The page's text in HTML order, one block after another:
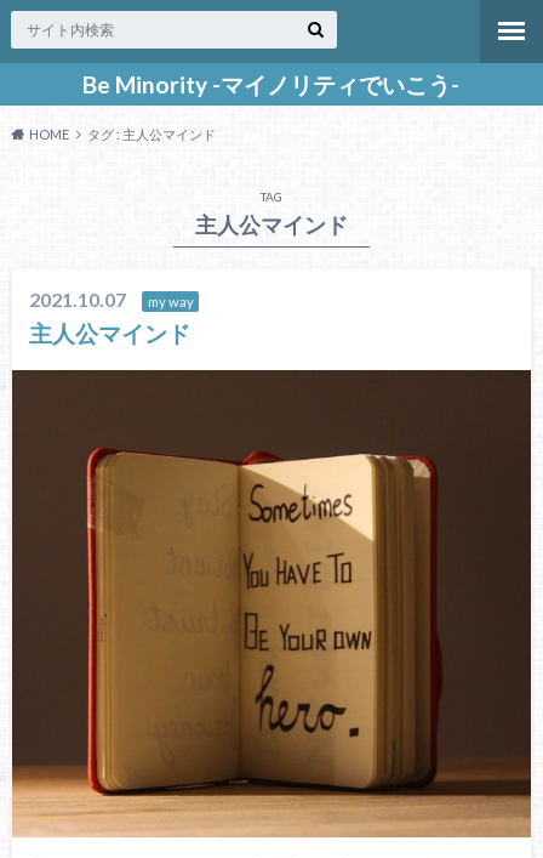
Be Minority -マイノリティでいこう-
HOME タグ : 主人公マインド
TAG
主人公マインド
2021.10.07 my way
主人公マインド